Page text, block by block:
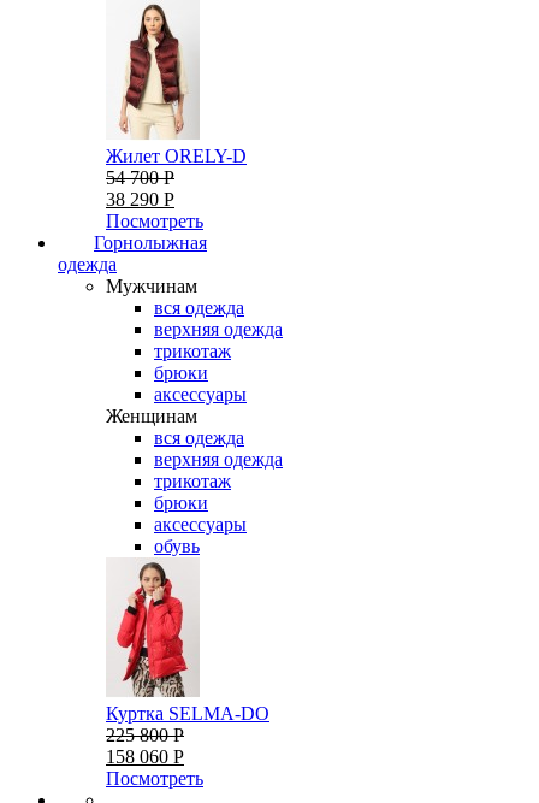
Жилет ORELY-D
54 700 Р
38 290 Р
Посмотреть
Горнолыжная
одежда
Мужчинам
вся одежда
верхняя одежда
трикотаж
брюки
аксессуары
Женщинам
вся одежда
верхняя одежда
трикотаж
брюки
аксессуары
обувь
Куртка SELMA-DO
225 800 Р
158 060 Р
Посмотреть